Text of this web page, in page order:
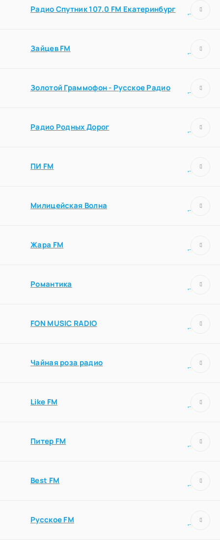
Радио Спутник 107.0 FM Екатеринбург
Зайцев FM
Золотой Граммофон - Русское Радио
Радио Родных Дорог
ПИ FM
Милицейская Волна
Жара FM
Романтика
FON MUSIC RADIO
Чайная роза радио
Like FM
Питер FM
Best FM
Русское FM